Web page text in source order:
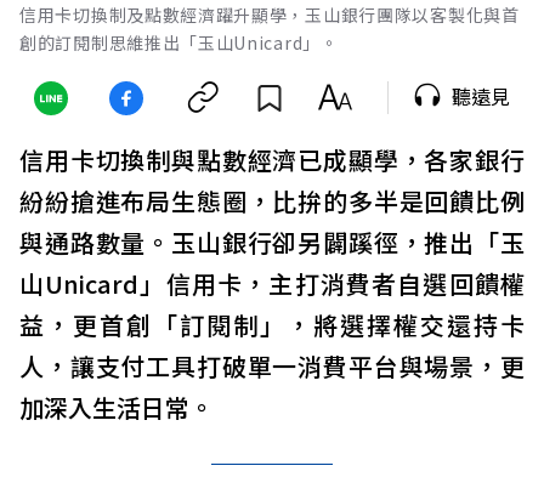
信用卡切換制及點數經濟躍升顯學，玉山銀行團隊以客製化與首
創的訂閱制思維推出「玉山Unicard」。
聽遠見
信用卡切換制與點數經濟已成顯學，各家銀行
紛紛搶進布局生態圈，比拚的多半是回饋比例
與通路數量。玉山銀行卻另闢蹊徑，推出「玉
山Unicard」信用卡，主打消費者自選回饋權
益，更首創「訂閱制」，將選擇權交還持卡
人，讓支付工具打破單一消費平台與場景，更
加深入生活日常。